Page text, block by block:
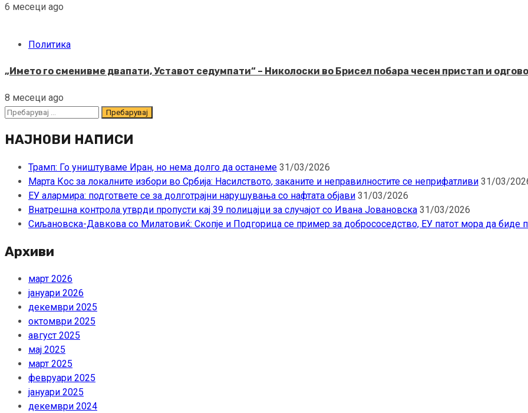
6 месеци ago
Политика
„Името го сменивме двапати, Уставот седумпати“ – Николоски во Брисел побара чесен пристап и
8 месеци ago
Пребарувај
НАЈНОВИ НАПИСИ
Трамп: Го уништуваме Иран, но нема долго да останеме 31/03/2026
Марта Кос за локалните избори во Србија: Насилството, заканите и неправилностите се неприфатливи 31/03/
ЕУ алармира: подгответе се за долготрајни нарушувања со нафтата објави 31/03/2026
Внатрешна контрола утврди пропусти кај 39 полицајци за случајот со Ивана Јовановска 31/03/2026
Сиљановска-Давкова со Милатовиќ: Скопје и Подгорица се пример за добрососедство, ЕУ патот мора да биде
Архиви
март 2026
јануари 2026
декември 2025
октомври 2025
август 2025
мај 2025
март 2025
февруари 2025
јануари 2025
декември 2024